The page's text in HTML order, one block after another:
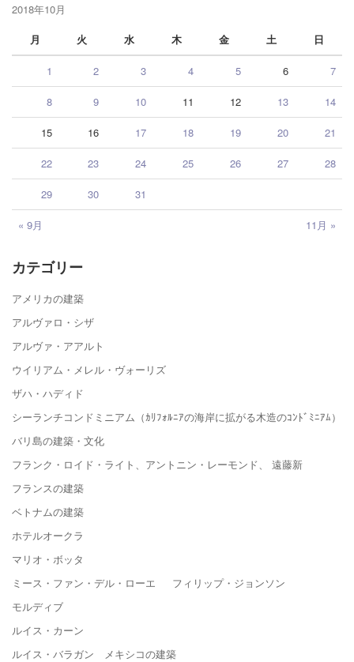
2018年10月
月
火 水 木 金 土 日
« 9月 11月 »
1 2 3 4 5 6 7
8 9 10 11 12 13 14
15 16 17 18 19 20 21
22 23 24 25 26 27 28
29 30 31
カテゴリー
アメリカの建築
アルヴァロ・シザ
アルヴァ・アアルト
ウイリアム・メレル・ヴォーリズ
ザハ・ハディド
シーランチコンドミニアム（ｶﾘﾌｫﾙﾆｱの海岸に拡がる木造のｺﾝﾄﾞﾐﾆｱﾑ）
バリ島の建築・文化
フランク・ロイド・ライト、アントニン・レーモンド、 遠藤新
フランスの建築
ベトナムの建築
ホテルオークラ
マリオ・ボッタ
ミース・ファン・デル・ローエ フィリップ・ジョンソン
モルディブ
ルイス・カーン
ルイス・バラガン メキシコの建築